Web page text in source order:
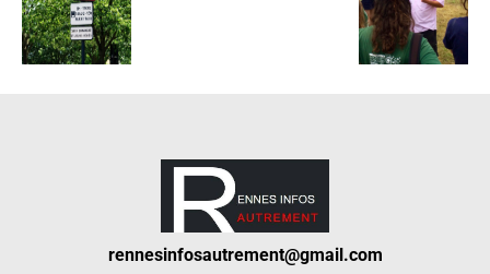
rennesinfosautrement@gmail.com